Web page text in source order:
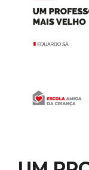
PRÉMIOS
COMISSÕES